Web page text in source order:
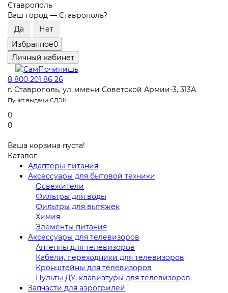
Ставрополь
Ваш город — Ставрополь?
Избранное0
Личный кабинет
8 800 201 86 26
г. Ставрополь, ул. имени Советской Армии-3, 313А
Пункт выдачи СДЭК
0
0
Ваша корзина пуста!
Каталог
Адаптеры питания
Аксессуары для бытовой техники
Освежители
Фильтры для воды
Фильтры для вытяжек
Химия
Элементы питания
Аксессуары для телевизоров
Антенны для телевизоров
Кабели, переходники для телевизоров
Кронштейны для телевизоров
Пульты ДУ, клавиатуры для телевизоров
Запчасти для аэрогрилей